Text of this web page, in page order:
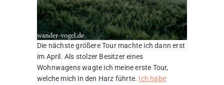
Die nächste größere Tour machte ich dann erst
im April. Als stolzer Besitzer eines
Wohnwagens wagte ich meine erste Tour,
welche mich in den Harz führte. Ich habe